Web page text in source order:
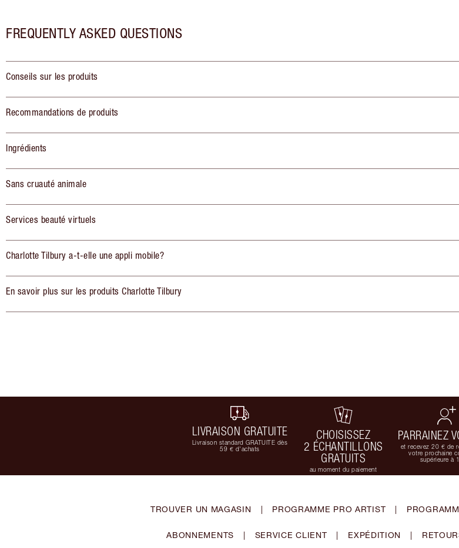
FREQUENTLY ASKED QUESTIONS
Conseils sur les produits
Recommandations de produits
Ingrédients
Sans cruauté animale
Services beauté virtuels
Charlotte Tilbury a-t-elle une appli mobile?
En savoir plus sur les produits Charlotte Tilbury
LIVRAISON GRATUITE
Livraison standard GRATUITE dès
59 € d'achats
CHOISISSEZ
2 ÉCHANTILLONS
GRATUITS
au moment du paiement
PARRAINEZ
et recevez 20 € de
votre prochaine
supérieure à
TROUVER UN MAGASIN | PROGRAMME PRO ARTIST |
ABONNEMENTS | SERVICE CLIENT | EXPÉDITION |